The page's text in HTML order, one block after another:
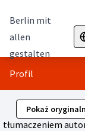
Berlin mit
allen
gestalten
Profil
Pokaż
tłumaczeniem